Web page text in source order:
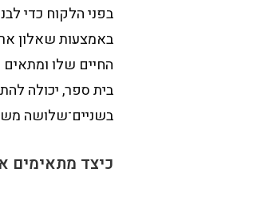
בפני הלקוח כדי
באמצעות שאלון
החיים שלו
בית ספר, יכולה
בשניים־שלושה
כיצד מתאימים